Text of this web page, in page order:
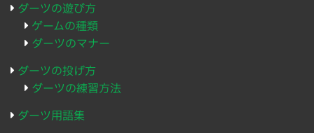
ダーツの遊び方
ゲームの種類
ダーツのマナー
ダーツの投げ方
ダーツの練習方法
ダーツ用語集